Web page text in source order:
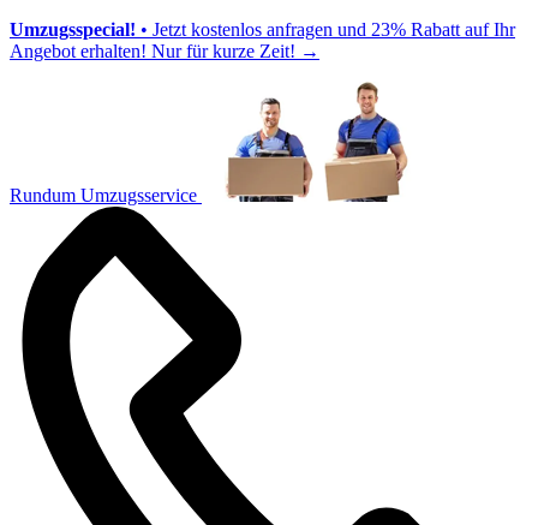
Umzugsspecial! • Jetzt kostenlos anfragen und 23% Rabatt auf Ihr
Angebot erhalten! Nur für kurze Zeit! →
Rundum Umzugsservice